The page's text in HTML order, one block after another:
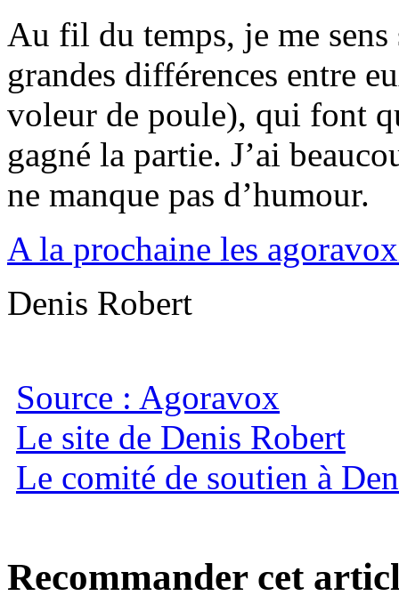
Au fil du temps, je me
grandes différences entre
voleur de poule), qui font
gagné la partie. J’ai
ne manque pas d’humour.
A la prochaine les
Denis Robert
Source : Agoravox
Le site de Denis Robert
Le comité de soutien à
Recommander cet